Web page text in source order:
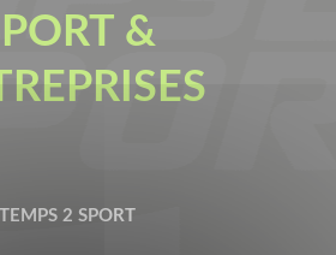
&
TEMPS 2 SPORT